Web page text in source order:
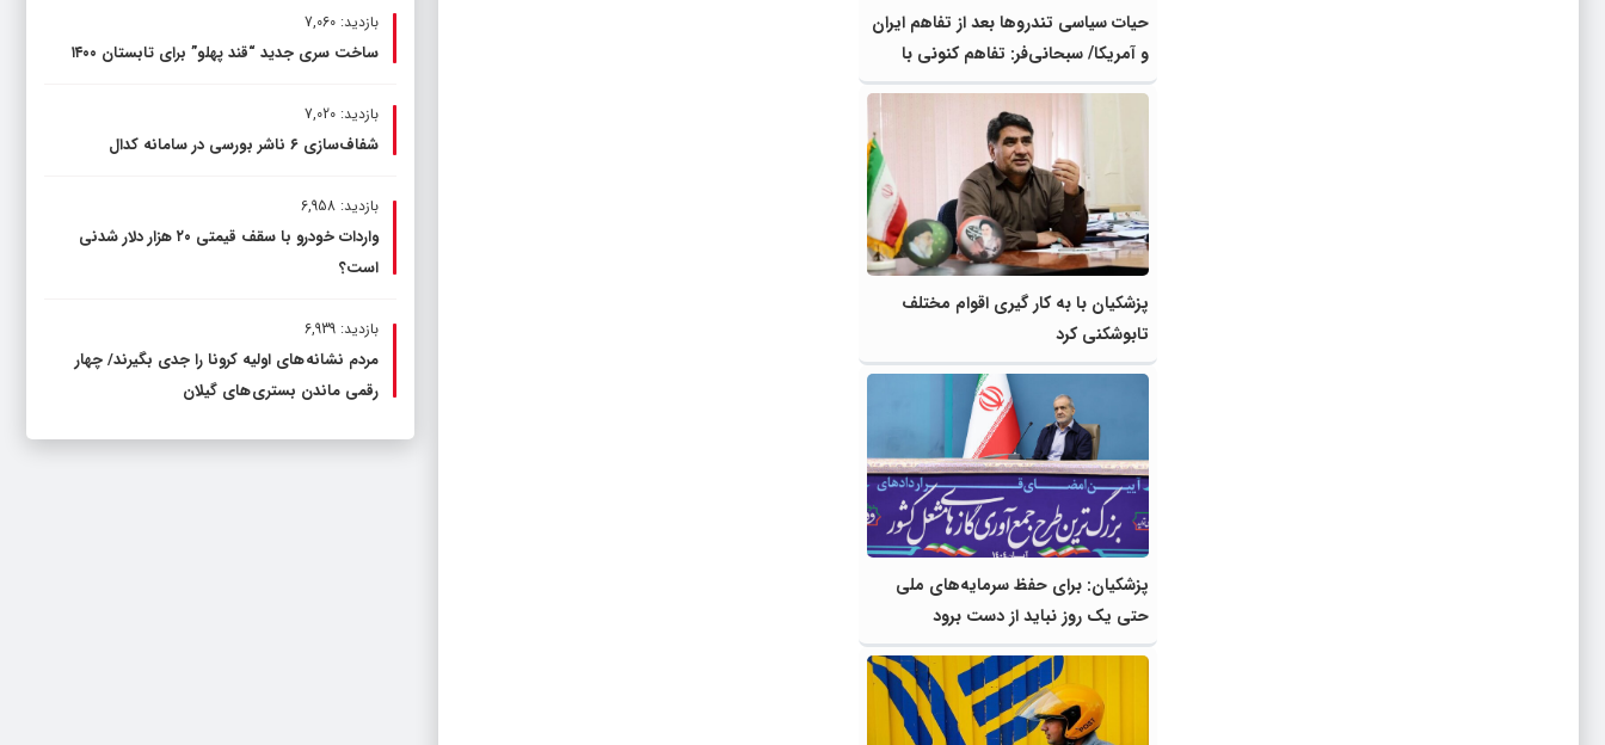
حیات سیاسی تندروها بعد از تفاهم ایران
و آمریکا/ سبحانی‌فر: تفاهم کنونی با
برجام متفاوت است/ تندروها نمی‌توانند
تصمیم راهبردی نظام را تغییر دهند
پزشکیان با به کار گیری اقوام مختلف
تابوشکنی کرد
پزشکیان: برای حفظ سرمایه‌های ملی
حتی یک روز نباید از دست برود
بازدید: 7,060
ساخت سری جدید “قند پهلو” برای تابستان ۱۴۰۰
بازدید: 7,020
شفاف‌سازی ۶ ناشر بورسی در سامانه کدال
بازدید: 6,958
واردات خودرو با سقف قیمتی ۲۰ هزار دلار شدنی
است؟
بازدید: 6,939
مردم نشانه های اولیه کرونا را جدی بگیرند/ چهار
رقمی ماندن بستری های گیلان